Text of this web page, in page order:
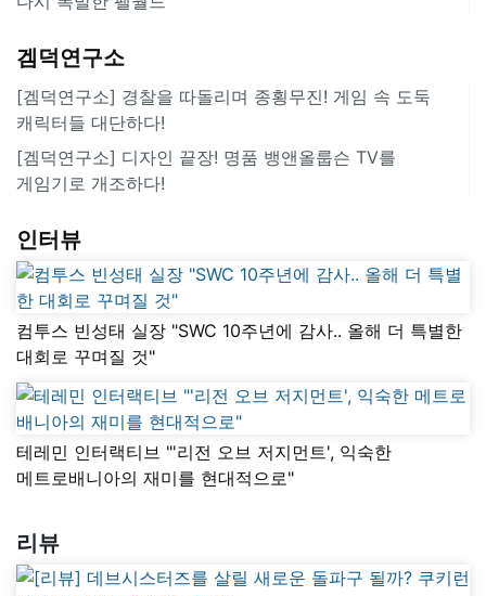
겜덕연구소
[겜덕연구소] 경찰을 따돌리며 종횡무진! 게임 속 도둑
캐릭터들 대단하다!
[겜덕연구소] 디자인 끝장! 명품 뱅앤올룹슨 TV를
게임기로 개조하다!
인터뷰
컴투스 빈성태 실장 "SWC 10주년에 감사.. 올해 더 특별한
대회로 꾸며질 것"
테레민 인터랙티브 "'리전 오브 저지먼트', 익숙한
메트로배니아의 재미를 현대적으로"
리뷰